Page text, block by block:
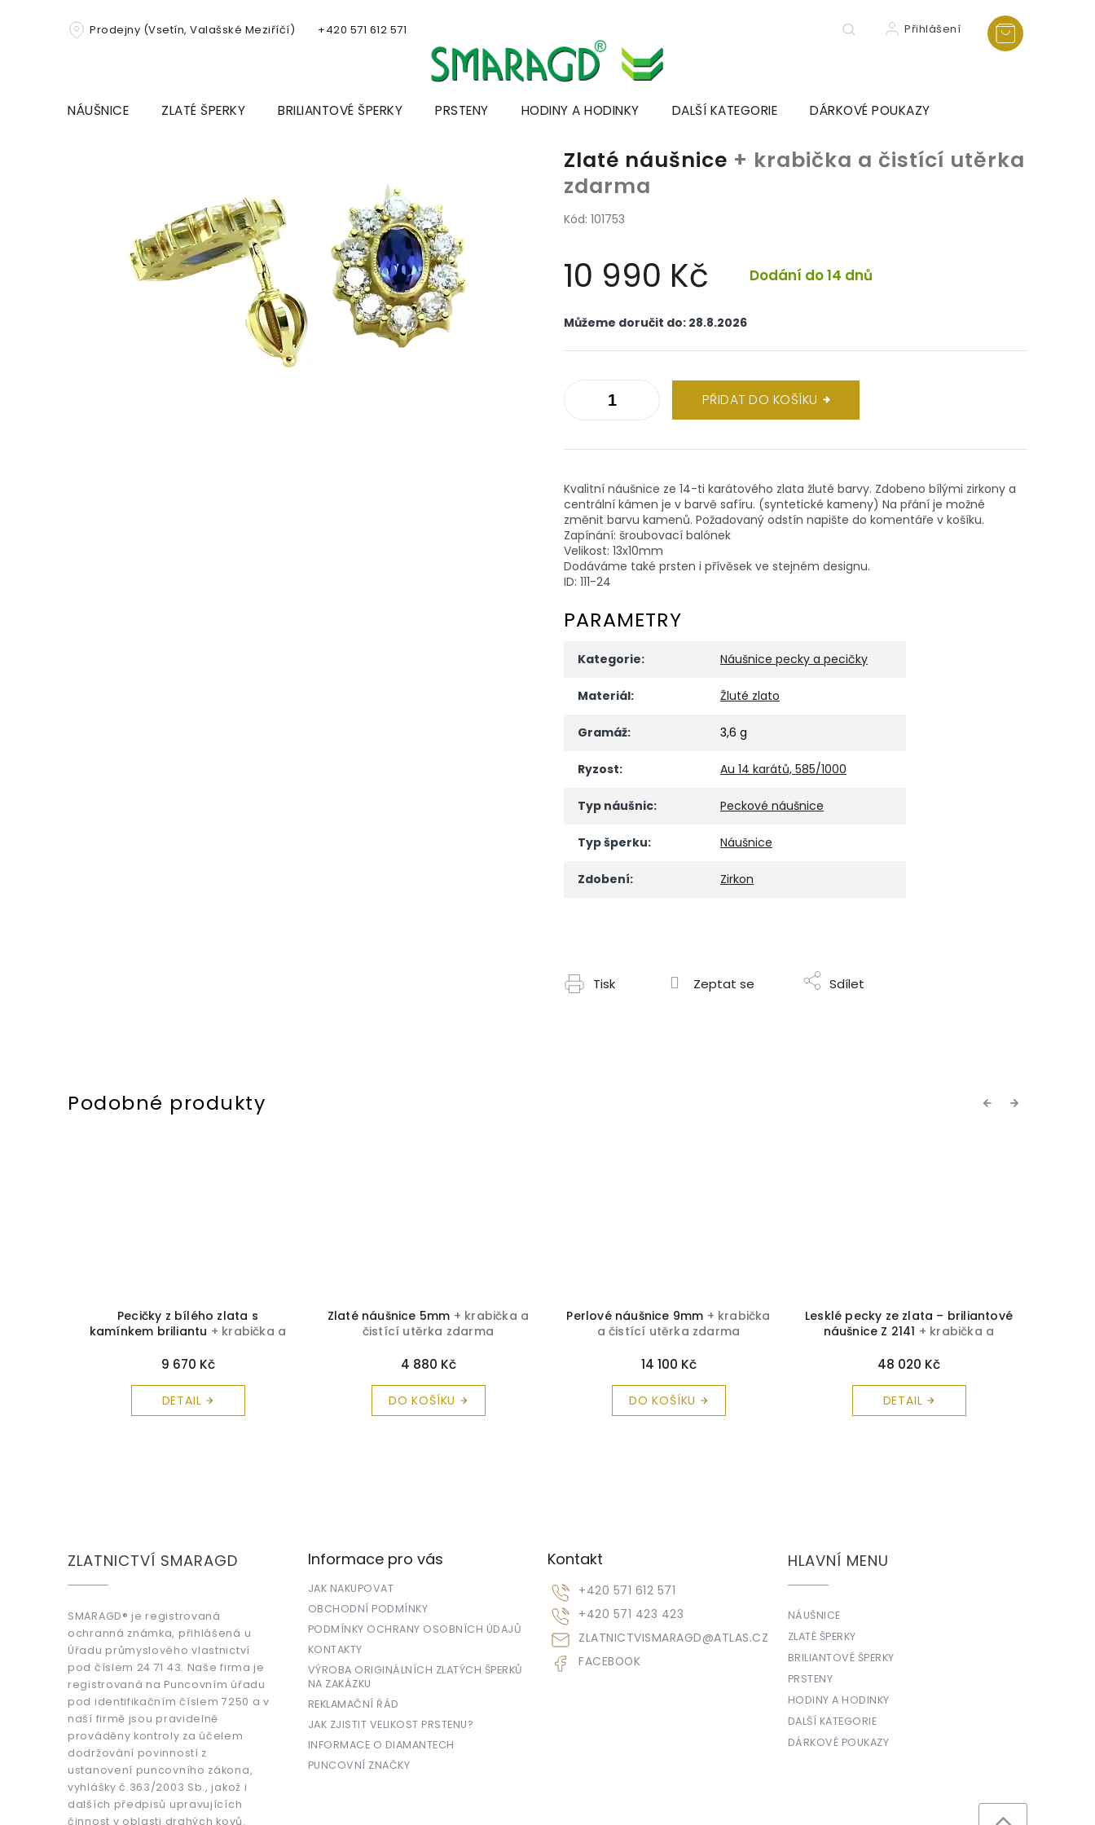
Prodejny (Vsetín, Valašské Meziříčí) +420 571 612 571 Přihlášení
NÁUŠNICE ZLATÉ ŠPERKY BRILIANTOVÉ ŠPERKY PRSTENY HODINY A HODINKY DALŠÍ KATEGORIE DÁRKOVÉ POUKAZY
Zlaté náušnice + krabička a čistící utěrka
zdarma
Kód: 101753
10 990 Kč Dodání do 14 dnů
cena:
Můžeme doručit do: 28.8.2026
PŘIDAT DO KOŠÍKU
Kvalitní náušnice ze 14-ti karátového zlata žluté barvy. Zdobeno bílými zirkony a
centrální kámen je v barvě safíru. (syntetické kameny) Na přání je možné
změnit barvu kamenů. Požadovaný odstín napište do komentáře v košíku.
Zapínání: šroubovací balónek
Velikost: 13x10mm
Dodáváme také prsten i přívěsek ve stejném designu.
ID: 111-24
PARAMETRY
Kategorie: Náušnice pecky a pecičky
Materiál: Žluté zlato
Gramáž: 3,6 g
Ryzost: Au 14 karátů, 585/1000
Typ náušnic: Peckové náušnice
Typ šperku: Náušnice
Zdobení: Zirkon
Tisk Zeptat se Sdílet
Previous
Pecičky z bílého zlata s
kamínkem briliantu + krabička a
9 670 Kč
DETAIL
Zlaté náušnice 5mm + krabička a
čistící utěrka zdarma
4 880 Kč
DO KOŠÍKU
Perlové náušnice 9mm + krabička
a čistící utěrka zdarma
14 100 Kč
DO KOŠÍKU
Lesklé pecky ze zlata – briliantové
náušnice Z 2141 + krabička a
48 020 Kč
DETAIL
Next
ZLATNICTVÍ SMARAGD
SMARAGD® je registrovaná
ochranná známka, přihlášená u
Úřadu průmyslového vlastnictví
pod číslem 24 71 43. Naše firma je
registrovaná na Puncovním úřadu
pod identifikačním číslem 7250 a v
naší firmě jsou pravidelně
prováděny kontroly za účelem
dodržování povinností z
ustanovení puncovního zákona,
vyhlášky č.363/2003 Sb., jakož i
dalších předpisů upravujících
činnost v oblasti drahých kovů.
Informace pro vás
JAK NAKUPOVAT
OBCHODNÍ PODMÍNKY
PODMÍNKY OCHRANY OSOBNÍCH ÚDAJŮ
KONTAKTY
VÝROBA ORIGINÁLNÍCH ZLATÝCH ŠPERKŮ
NA ZAKÁZKU
REKLAMAČNÍ ŘÁD
JAK ZJISTIT VELIKOST PRSTENU?
INFORMACE O DIAMANTECH
PUNCOVNÍ ZNAČKY
Kontakt
ZLATNICTVISMARAGD@ATLAS.CZ
+420 571 612 571
+420 571 423 423
FACEBOOK
HLAVNÍ MENU
NÁUŠNICE
ZLATÉ ŠPERKY
BRILIANTOVÉ ŠPERKY
PRSTENY
HODINY A HODINKY
DALŠÍ KATEGORIE
DÁRKOVÉ POUKAZY